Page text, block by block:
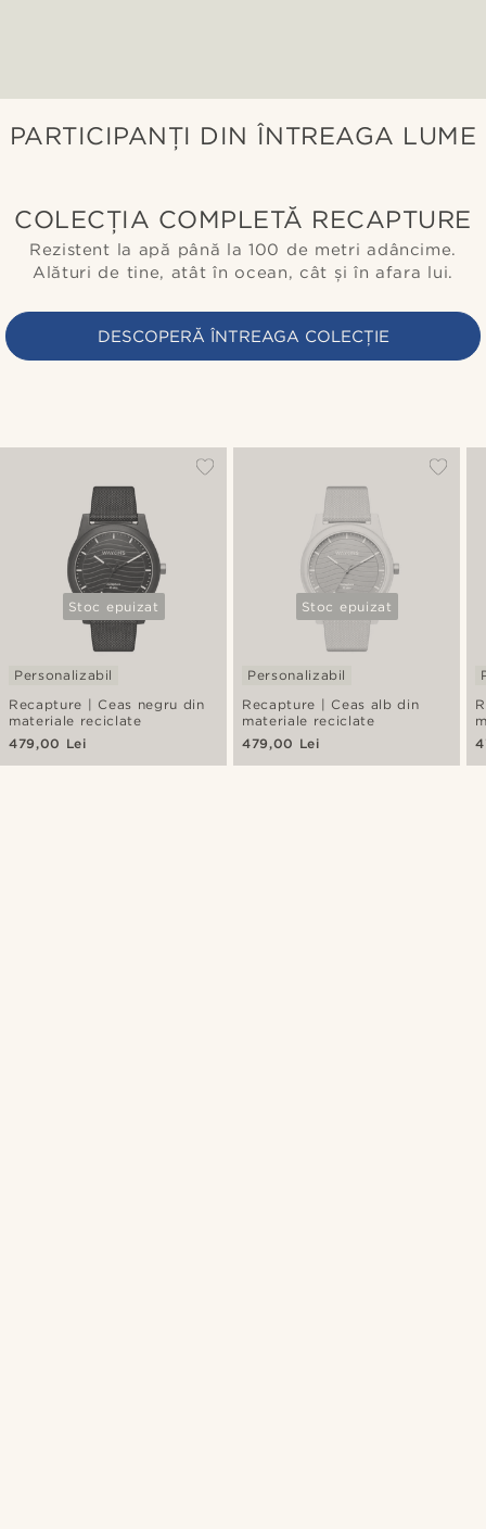
PARTICIPANȚI DIN ÎNTREAGA LUME
COLECȚIA COMPLETĂ RECAPTURE
Rezistent la apă până la 100 de metri adâncime.
Alături de tine, atât în ocean, cât și în afara lui.
DESCOPERĂ ÎNTREAGA COLECȚIE
Stoc epuizat
Recapture | Ceas negru din
materiale reciclate
Personalizabil
479,00 Lei
Stoc epuizat
Recapture | Ceas alb din
materiale reciclate
Personalizabil
479,00 Lei